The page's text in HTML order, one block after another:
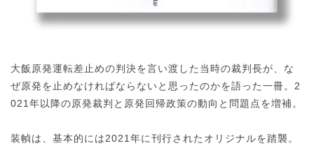
大飯原発運転差止めの判決を言い渡した当時の裁判長が、な
ぜ原発を止めなければならないと思ったのかを語った一冊。2
021年以降の原発裁判と原発回帰政策の動向と問題点を増補。
装幀は、基本的には2021年に刊行されたオリジナルを踏襲。